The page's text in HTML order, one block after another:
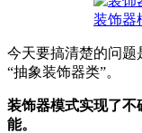
装饰器
今天要搞清楚的问题
“抽象装饰器类”。
装饰器模式实现了不
能。